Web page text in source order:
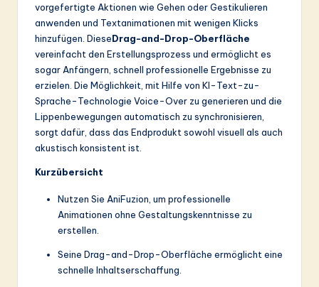
o
ti
o
vorgefertigte Aktionen wie Gehen oder Gestikulieren
anwenden und Textanimationen mit wenigen Klicks
hinzufügen. DieseDrag-and-Drop-Oberfläche
vereinfacht den Erstellungsprozess und ermöglicht es
sogar Anfängern, schnell professionelle Ergebnisse zu
erzielen. Die Möglichkeit, mit Hilfe von KI-Text-zu-
Sprache-Technologie Voice-Over zu generieren und die
Lippenbewegungen automatisch zu synchronisieren,
sorgt dafür, dass das Endprodukt sowohl visuell als auch
akustisch konsistent ist.
Kurzübersicht
Nutzen Sie AniFuzion, um professionelle
Animationen ohne Gestaltungskenntnisse zu
erstellen.
Seine Drag-and-Drop-Oberfläche ermöglicht eine
schnelle Inhaltserschaffung.